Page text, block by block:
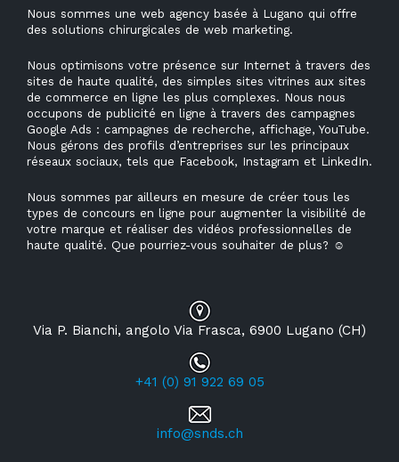
Nous sommes une web agency basée à Lugano qui offre
des solutions chirurgicales de web marketing.
Nous optimisons votre présence sur Internet à travers des
sites de haute qualité, des simples sites vitrines aux sites
de commerce en ligne les plus complexes. Nous nous
occupons de publicité en ligne à travers des campagnes
Google Ads : campagnes de recherche, affichage, YouTube.
Nous gérons des profils d’entreprises sur les principaux
réseaux sociaux, tels que Facebook, Instagram et LinkedIn.
Nous sommes par ailleurs en mesure de créer tous les
types de concours en ligne pour augmenter la visibilité de
votre marque et réaliser des vidéos professionnelles de
haute qualité. Que pourriez-vous souhaiter de plus? ☺
Via P. Bianchi, angolo Via Frasca, 6900 Lugano (CH)
+41 (0) 91 922 69 05
info@snds.ch